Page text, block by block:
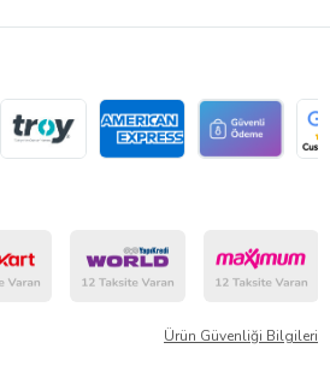
Ürün Güvenliği Bilgileri